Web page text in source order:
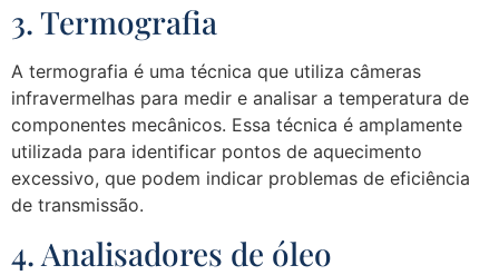
3. Termografia
A termografia é uma técnica que utiliza câmeras
infravermelhas para medir e analisar a temperatura de
componentes mecânicos. Essa técnica é amplamente
utilizada para identificar pontos de aquecimento
excessivo, que podem indicar problemas de eficiência
de transmissão.
4. Analisadores de óleo